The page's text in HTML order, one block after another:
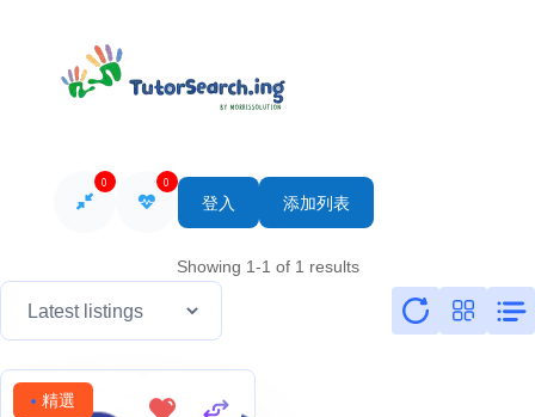
0 0
登入 添加列表
Showing 1-1 of 1 results
精選